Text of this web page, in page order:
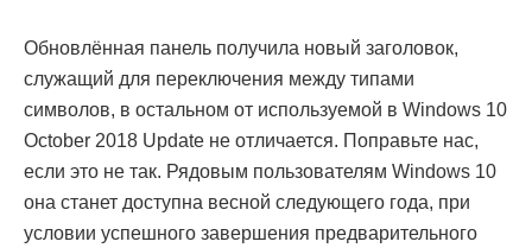
Обновлённая панель получила новый заголовок,
служащий для переключения между типами
символов, в остальном от используемой в Windows 10
October 2018 Update не отличается. Поправьте нас,
если это не так. Рядовым пользователям Windows 10
она станет доступна весной следующего года, при
условии успешного завершения предварительного